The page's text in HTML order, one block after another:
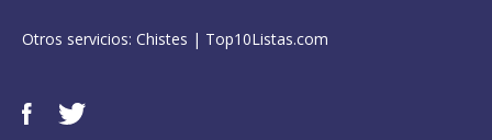
Otros servicios: Chistes | Top10Listas.com